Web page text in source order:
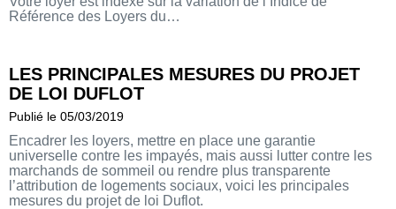
Référence des Loyers du…
LES PRINCIPALES MESURES DU PROJET
DE LOI DUFLOT
Publié le 05/03/2019
Encadrer les loyers, mettre en place une garantie
universelle contre les impayés, mais aussi lutter contre les
marchands de sommeil ou rendre plus transparente
l’attribution de logements sociaux, voici les principales
mesures du projet de loi Duflot.